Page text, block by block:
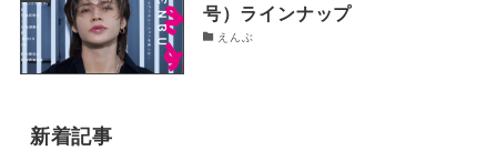
号）ラインナップ
えんぶ
新着記事